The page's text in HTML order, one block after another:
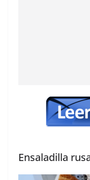
Ensaladilla